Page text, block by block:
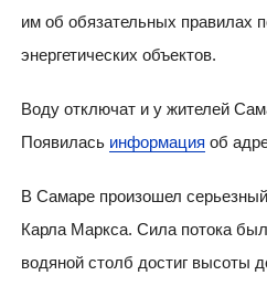
им об обязательных правилах
энергетических объектов.
Воду отключат и у жителей
Появилась информация об
В Самаре произошел
Карла Маркса. Сила потока
водяной столб достиг высоты